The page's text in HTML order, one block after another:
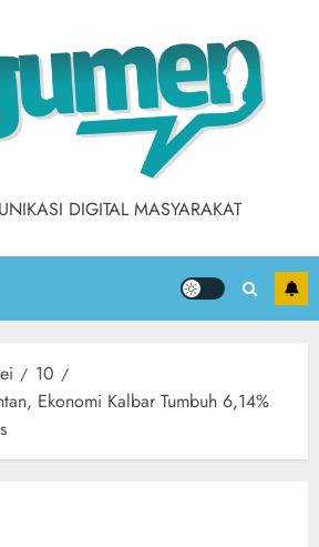
DIGITAL MASYARAKAT
10
Ekonomi Kalbar Tumbuh 6,14%